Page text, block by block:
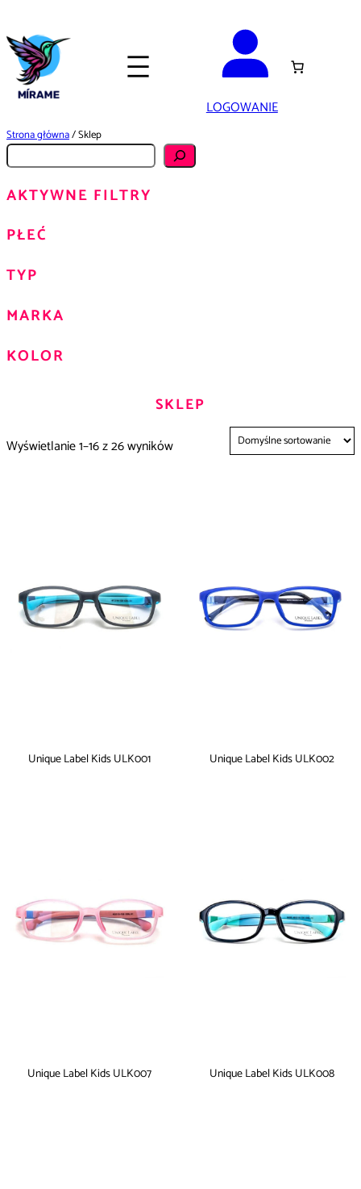
do
treści
LOGOWANIE
Strona główna/ Sklep
S
u
a
AKTYWNE FILTRY
PŁEĆ
TYP
MARKA
KOLOR
SKLEP
Wyświetlanie 1–16 z 26 wyników
Unique Label Kids ULK001 Unique Label Kids ULK002
Unique Label Kids ULK007 Unique Label Kids ULK008